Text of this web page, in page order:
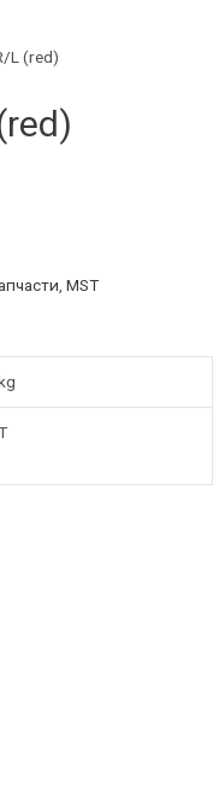
L (red)
, MST